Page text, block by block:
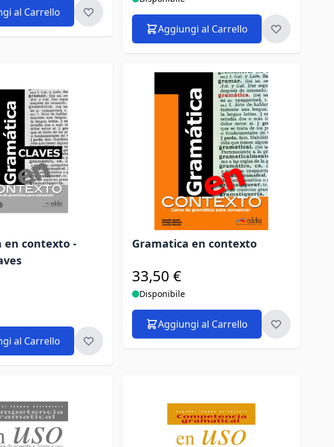
al Carrello
Aggiungi al Carrello
en contexto -
al Carrello
Gramatica en contexto
33,50 €
Disponibile
Aggiungi al Carrello